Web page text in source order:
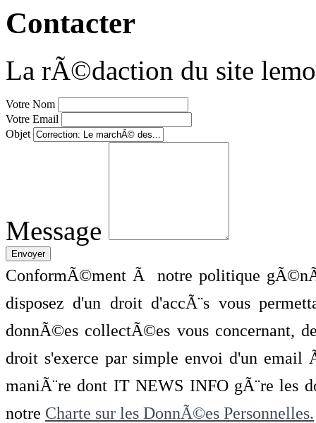
Contacter
La rÃ©daction du site
Votre Nom
Votre Email
Objet
Message
ConformÃ©ment Ã notre politique
disposez d'un droit d'accÃ¨s vous
donnÃ©es collectÃ©es vous concernant,
droit s'exerce par simple envoi d'un
maniÃ¨re dont IT NEWS INFO gÃ¨re les
notre Charte sur les DonnÃ©es Personnelles.